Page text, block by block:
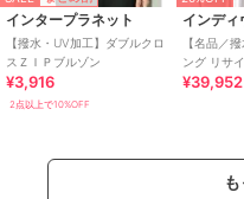
インタープラネット
【撥水・UV加工】ダブルクロ
スＺＩＰブルゾン
¥3,916
2点以上で10%OFF
インディ
【名品／
ング リサ
¥39,952